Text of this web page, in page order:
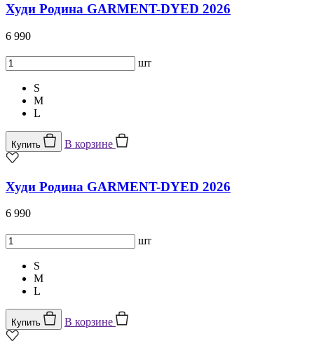
Худи Родина GARMENT-DYED 2026
6 990
шт
S
M
L
Купить В корзине
Худи Родина GARMENT-DYED 2026
6 990
шт
S
M
L
Купить В корзине